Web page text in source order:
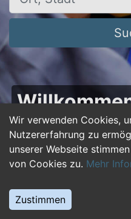
Wir verwenden Cookies,
Nutzererfahrung zu
unserer Webseite
von Cookies zu. Mehr
Zustimmen
50plus-
Portal für
Du bist über 50 und
beruflichen
Jobwechsel? Auf